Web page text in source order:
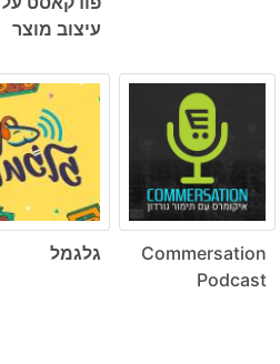
עיצוב מוצר
Commersation
Podcast
גלגמל